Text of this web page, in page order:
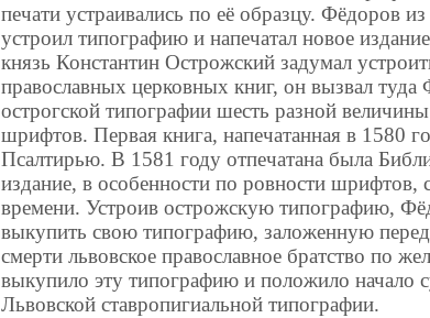
печати устраивались по её образцу. Фёдоров
устроил типографию и напечатал новое издание
князь Константин Острожский задумал
православных церковных книг, он вызвал
острогской типографии шесть разной
шрифтов. Первая книга, напечатанная в 1580
Псалтирью. В 1581 году отпечатана была
издание, в особенности по ровности шрифтов,
времени. Устроив острожскую типографию,
выкупить свою типографию, заложенную
смерти львовское православное братство по
выкупило эту типографию и положило начало
Львовской ставропигиальной типографии.